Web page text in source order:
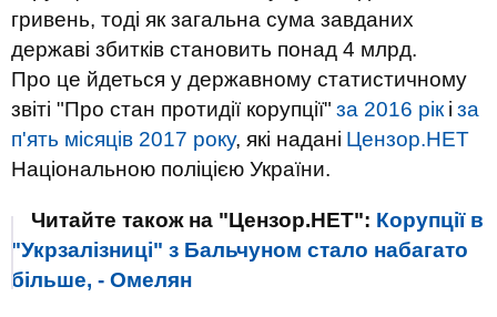
гривень, тоді як загальна сума завданих
державі збитків становить понад 4 млрд.
Про це йдеться у державному статистичному
звіті "Про стан протидії корупції" за 2016 рік і за
п'ять місяців 2017 року, які надані Цензор.НЕТ
Національною поліцією України.
Читайте також на "Цензор.НЕТ": Корупції в
"Укрзалізниці" з Бальчуном стало набагато
більше, - Омелян